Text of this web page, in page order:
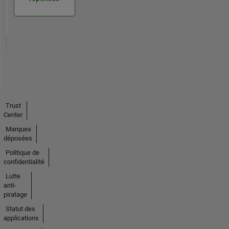
Trust
Center
Marques
déposées
Politique de
confidentialité
Lutte
anti-
piratage
Statut des
applications